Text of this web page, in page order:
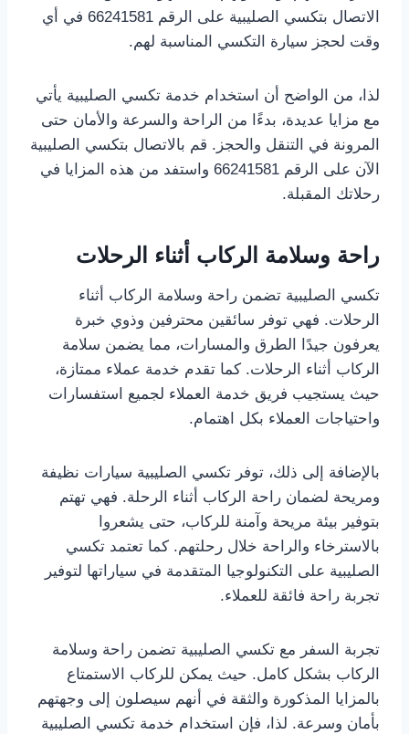
الاتصال بتكسي الصليبية على الرقم 66241581 في أي
وقت لحجز سيارة التكسي المناسبة لهم.
لذا، من الواضح أن استخدام خدمة تكسي الصليبية يأتي
مع مزايا عديدة، بدءًا من الراحة والسرعة والأمان حتى
المرونة في التنقل والحجز. قم بالاتصال بتكسي الصليبية
الآن على الرقم 66241581 واستفد من هذه المزايا في
رحلاتك المقبلة.
راحة وسلامة الركاب أثناء الرحلات
تكسي الصليبية تضمن راحة وسلامة الركاب أثناء
الرحلات. فهي توفر سائقين محترفين وذوي خبرة
يعرفون جيدًا الطرق والمسارات، مما يضمن سلامة
الركاب أثناء الرحلات. كما تقدم خدمة عملاء ممتازة،
حيث يستجيب فريق خدمة العملاء لجميع استفسارات
واحتياجات العملاء بكل اهتمام.
بالإضافة إلى ذلك، توفر تكسي الصليبية سيارات نظيفة
ومريحة لضمان راحة الركاب أثناء الرحلة. فهي تهتم
بتوفير بيئة مريحة وآمنة للركاب، حتى يشعروا
بالاسترخاء والراحة خلال رحلتهم. كما تعتمد تكسي
الصليبية على التكنولوجيا المتقدمة في سياراتها لتوفير
تجربة راحة فائقة للعملاء.
تجربة السفر مع تكسي الصليبية تضمن راحة وسلامة
الركاب بشكل كامل. حيث يمكن للركاب الاستمتاع
بالمزايا المذكورة والثقة في أنهم سيصلون إلى وجهتهم
بأمان وسرعة. لذا، فإن استخدام خدمة تكسي الصليبية